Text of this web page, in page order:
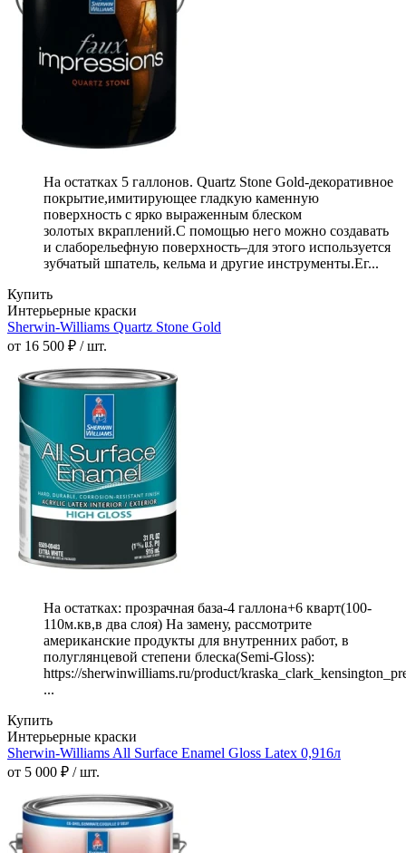
На остатках 5 галлонов. Quartz Stone Gold-декоративное
покрытие,имитирующее гладкую каменную
поверхность с ярко выраженным блеском
золотых вкраплений.С помощью него можно создавать
и слаборельефную поверхность–для этого используется
зубчатый шпатель, кельма и другие инструменты.Ег...
Купить
Интерьерные краски
Sherwin-Williams Quartz Stone Gold
от 16 500 ₽ / шт.
На остатках: прозрачная база-4 галлона+6 кварт(100-
110м.кв,в два слоя) На замену, рассмотрите
американские продукты для внутренних работ, в
полуглянцевой степени блеска(Semi-Gloss):
https://sherwinwilliams.ru/product/
...
Купить
Интерьерные краски
Sherwin-Williams All Surface Enamel Gloss Latex 0,916л
от 5 000 ₽ / шт.